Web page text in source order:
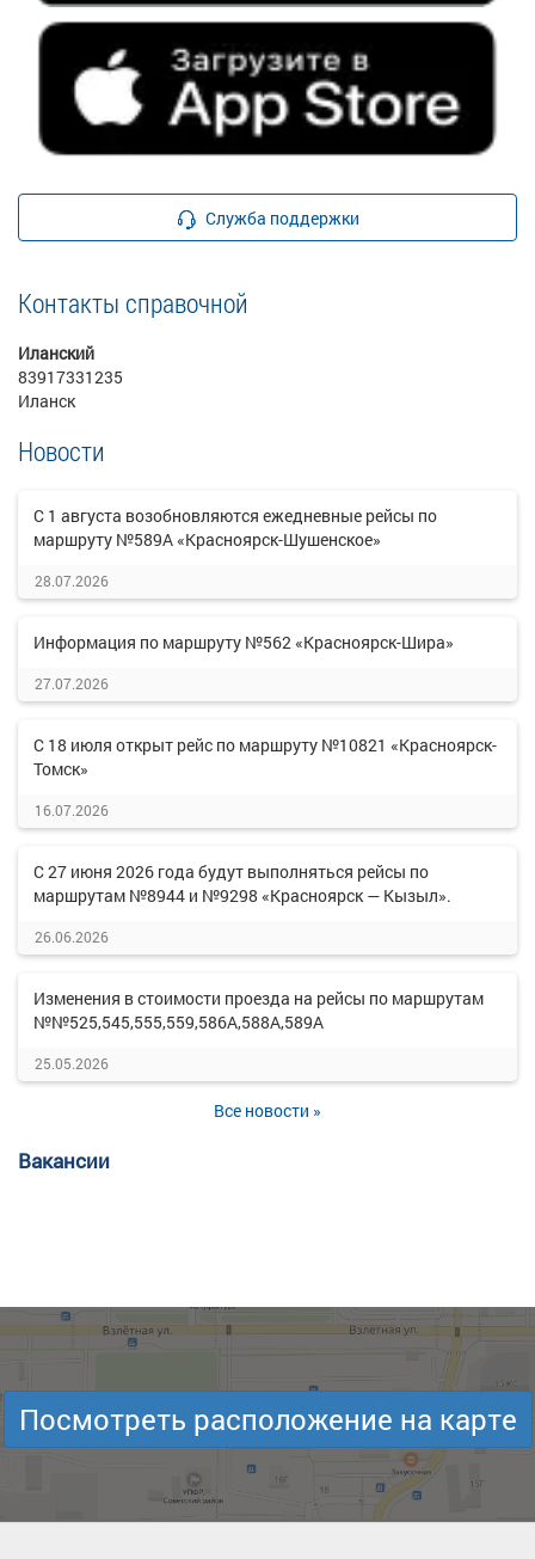
Служба поддержки
Контакты справочной
Иланский
83917331235
Иланск
Новости
С 1 августа возобновляются ежедневные рейсы по
маршруту №589А «Красноярск-Шушенское»
28.07.2026
Информация по маршруту №562 «Красноярск-Шира»
27.07.2026
С 18 июля открыт рейс по маршруту №10821 «Красноярск-
Томск»
16.07.2026
С 27 июня 2026 года будут выполняться рейсы по
маршрутам №8944 и №9298 «Красноярск — Кызыл».
26.06.2026
Изменения в стоимости проезда на рейсы по маршрутам
№№525,545,555,559,586А,588А,589А
25.05.2026
Все новости »
Вакансии
Посмотреть расположение на карте